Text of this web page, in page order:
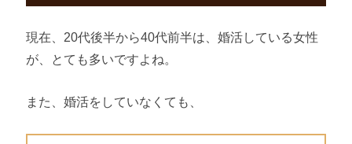
現在、20代後半から40代前半は、婚活している女性
が、とても多いですよね。
また、婚活をしていなくても、